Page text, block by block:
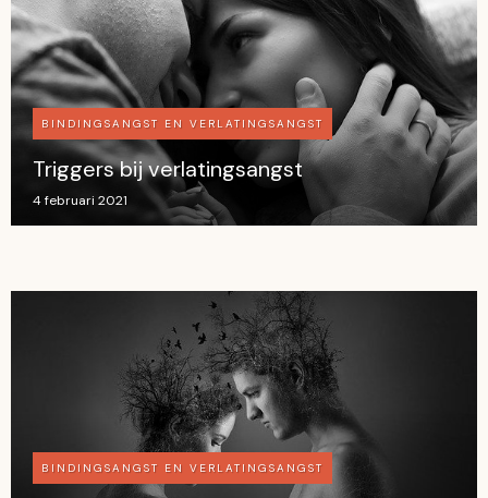
BINDINGSANGST EN VERLATINGSANGST
Triggers bij verlatingsangst
4 februari 2021
BINDINGSANGST EN VERLATINGSANGST